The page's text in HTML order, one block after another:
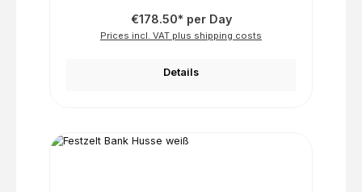
€178.50* per Day
Prices incl. VAT plus shipping costs
Details